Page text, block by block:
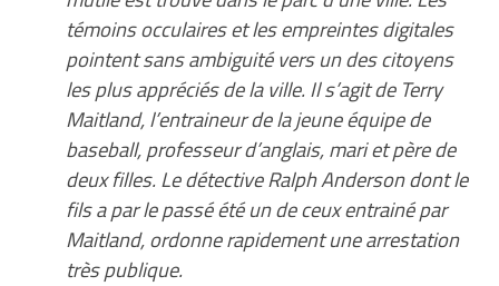
témoins occulaires et les empreintes digitales
pointent sans ambiguité vers un des citoyens
les plus appréciés de la ville. Il s’agit de Terry
Maitland, l’entraineur de la jeune équipe de
baseball, professeur d’anglais, mari et père de
deux filles. Le détective Ralph Anderson dont le
fils a par le passé été un de ceux entrainé par
Maitland, ordonne rapidement une arrestation
très publique.